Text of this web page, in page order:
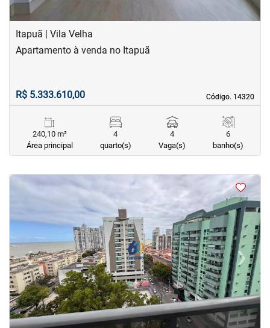
Itapuã | Vila Velha
Código. 14320
Código. 14320
Apartamento à venda no Itapuã
R$ 5.333.610,00
240,10 m²
Área principal
4
quarto(s)
4
Vaga(s)
6
banho(s)
<
‹Previous ›Next